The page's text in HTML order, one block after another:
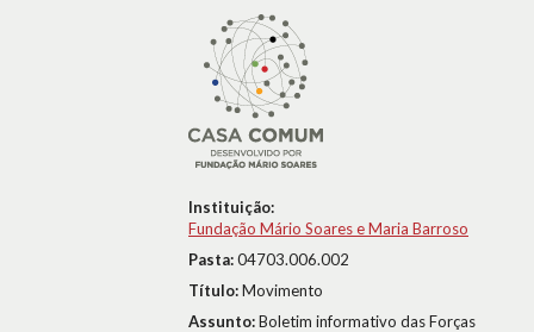
Instituição:
Fundação Mário Soares e Maria Barroso
Pasta:04703.006.002
Título:Movimento
Assunto:Boletim informativo das Forças